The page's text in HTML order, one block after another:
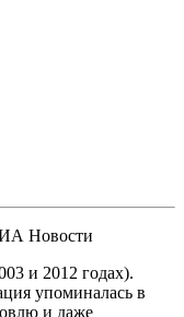
Новости
и 2012 годах).
упоминалась в
и даже